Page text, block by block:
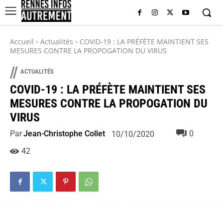
Accueil Actualités
COVID-19 : LA PRÉFÈTE MAINTIENT SES
MESURES CONTRE LA PROPOGATION DU VIRUS
// ACTUALITÉS
COVID-19 : LA PRÉFÈTE MAINTIENT SES
MESURES CONTRE LA PROPOGATION DU
VIRUS
ParJean-Christophe Collet 10/10/2020
0
42